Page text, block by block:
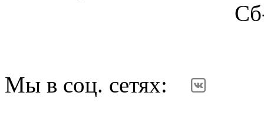
Сб-Вс:
Мы в соц. сетях: